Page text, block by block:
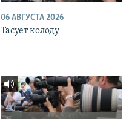
06 АВГУСТА 2026
Тасует колоду